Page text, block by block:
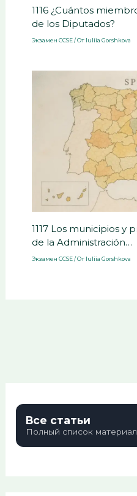
1116 ¿Cuántos
de los Diputados?
Экзамен CCSE/ От Iuliia Gorshkova
1117 Los municipios y
de la Administración…
Экзамен CCSE/ От Iuliia Gorshkova
Все статьи
Полный список